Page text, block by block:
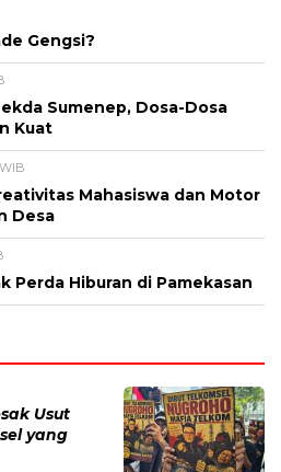
Gengsi?
Sumenep, Dosa-Dosa
Kuat
Mahasiswa dan Motor
Desa
Perda Hiburan di Pamekasan
Usut
yang